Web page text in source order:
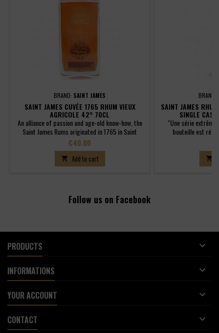
BRAND: SAINT JAMES
SAINT JAMES CUVÉE 1765 RHUM VIEUX
AGRICOLE 42° 70CL
An alliance of passion and age-old know-how, the
Saint James Rums originated in 1765 in Saint
Pierre, Martinique.Since their creation, the Saint
James Rums, whose quality is globally recognized,
are regularly rewarded with Gold Medals. This
search for perfection continues today in the
Price
€40.00
 Add to cart
BRAND:
SAINT JAMES
SINGLE
"Une série
bouteille est
sélectionnées
rondeur et la
vieillissement

Follow us on Facebook
PRODUCTS 
INFORMATIONS 
YOUR ACCOUNT 
CONTACT 